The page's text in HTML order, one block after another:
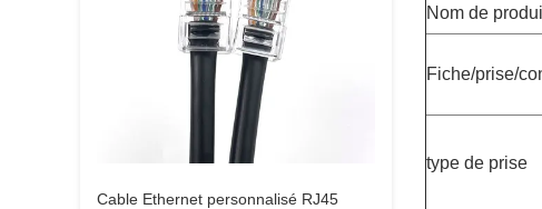
Cable Ethernet personnalisé RJ45
Nom de
Fiche/prise/
type de prise